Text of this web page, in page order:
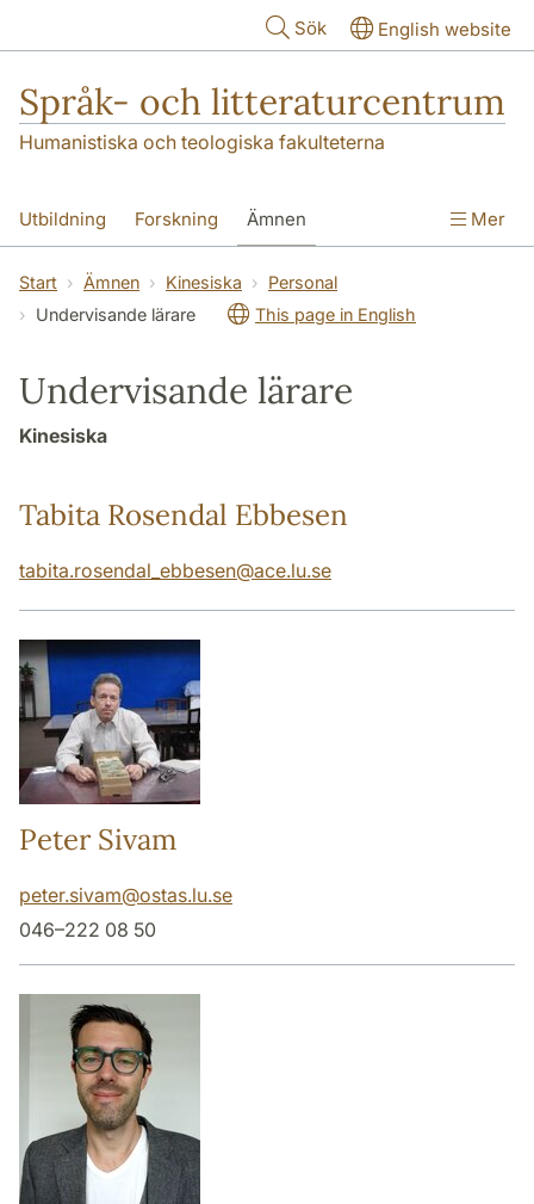
Sök English website
Språk- och litteraturcentrum
Humanistiska och teologiska fakulteterna
Utbildning Forskning Ämnen
SOL-husen Kontakt Institutionen
översättning till svenska
Mer
Start Ämnen Kinesiska
Personal
Undervisande lärare
This page in English
Undervisande lärare
Kinesiska
Tabita Rosendal Ebbesen
tabita.rosendal_ebbesen@ace.lu.se
Peter Sivam
peter.sivam@ostas.lu.se
046–222 08 50